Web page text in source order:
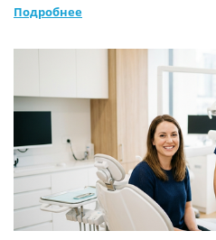
Подробнее